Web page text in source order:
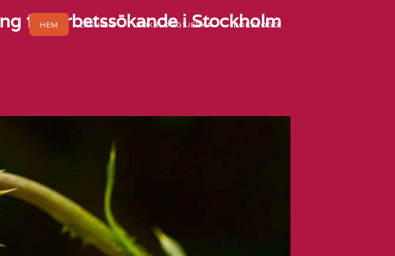
för arbetssökande i Stockholm
HEM LÄSNING BOKBLOGGSJERKA BOKBLOGG